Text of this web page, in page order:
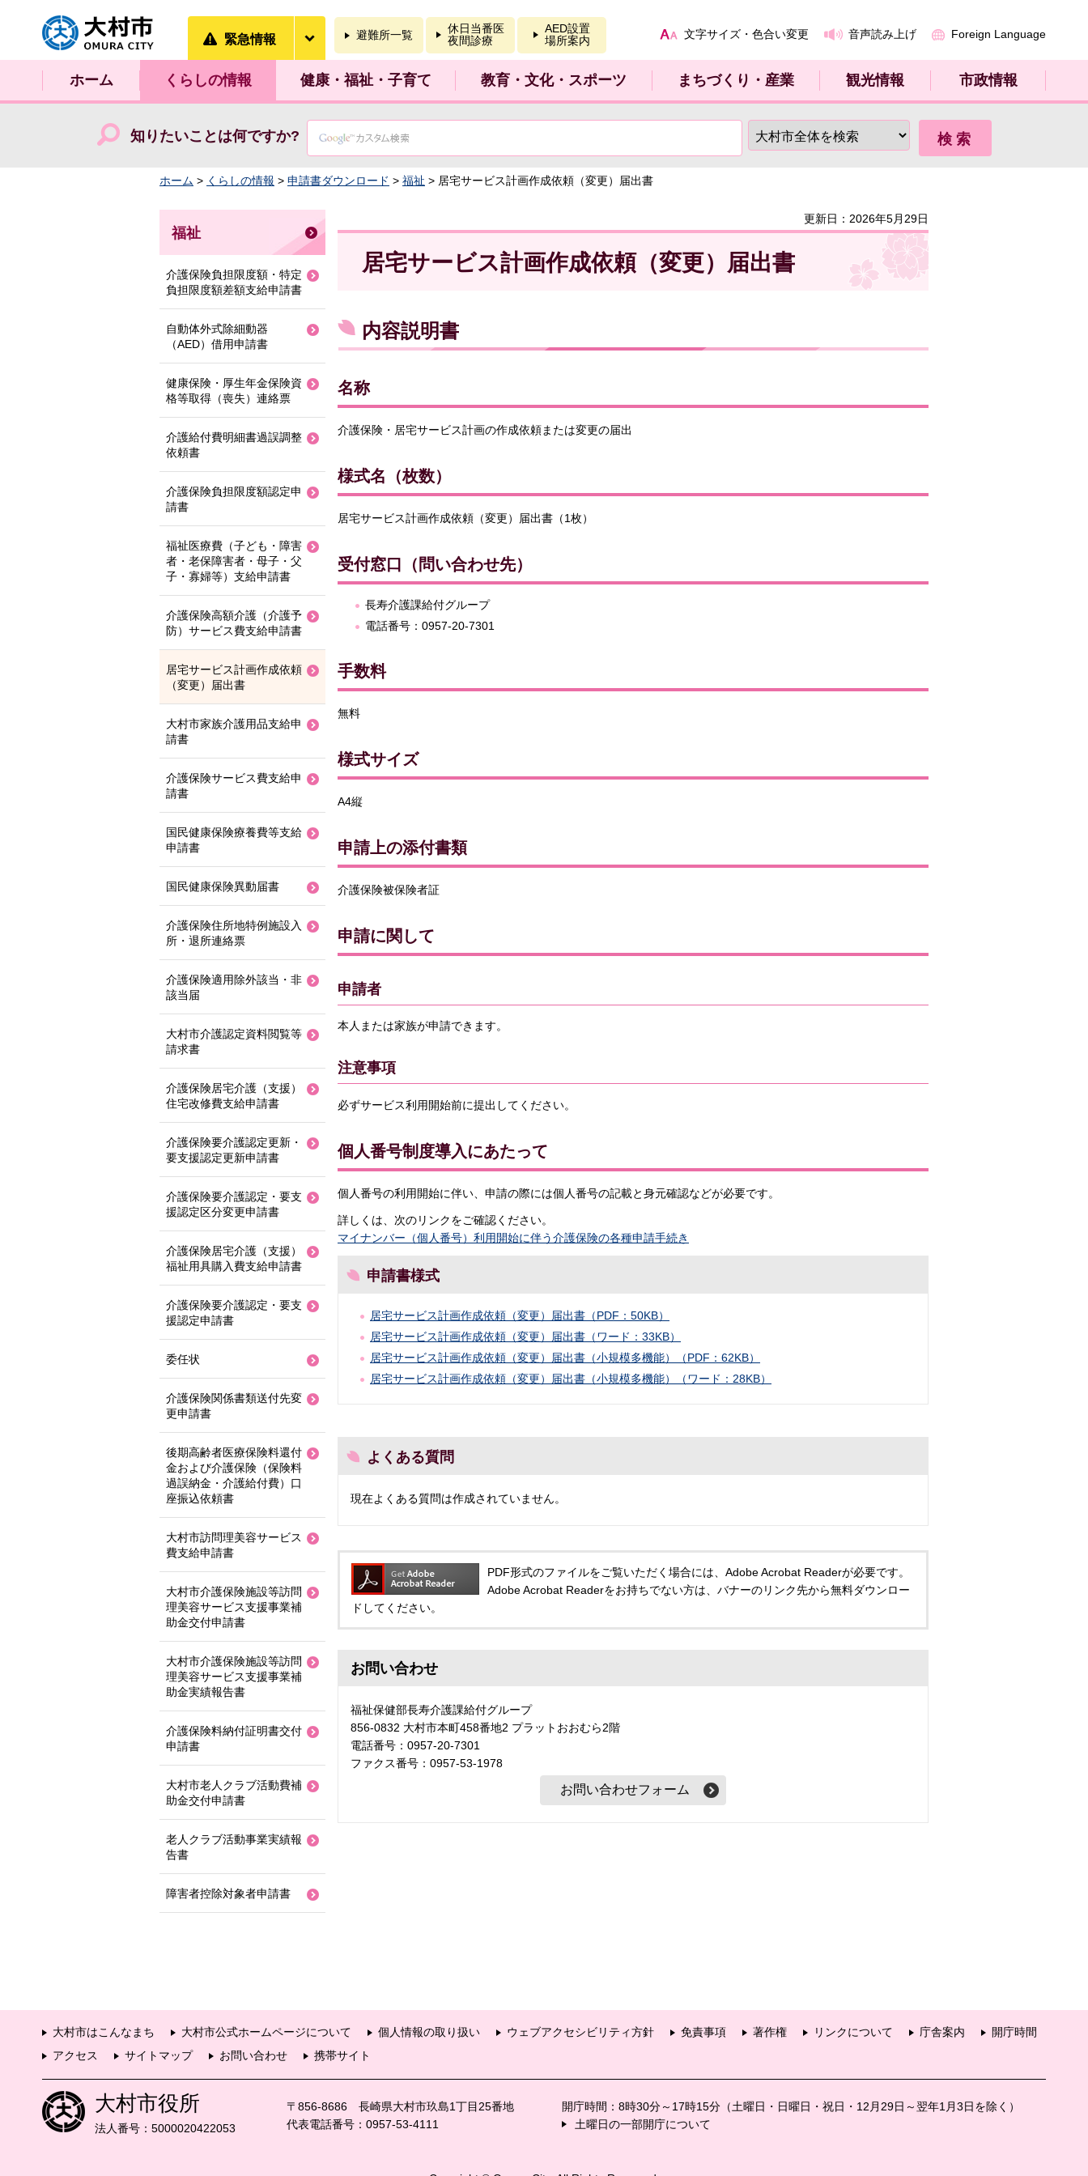
大村市
緊急情報 避難所一覧
休日当番医
夜間診療
AED設置
場所案内
文字サイズ・色合い変更 音声読み上げ Foreign Language
ホーム くらしの情報 健康・福祉・子育て 教育・文化・スポーツ まちづくり・産業 観光情報 市政情報
知りたいことは何ですか?
ホーム > くらしの情報 > 申請書ダウンロード > 福祉 > 居宅サービス計画作成依頼（変更）届出書
更新日：2026年5月29日
居宅サービス計画作成依頼（変更）届出書
内容説明書
名称
介護保険・居宅サービス計画の作成依頼または変更の届出
様式名（枚数）
居宅サービス計画作成依頼（変更）届出書（1枚）
受付窓口（問い合わせ先）
長寿介護課給付グループ
電話番号：0957-20-7301
手数料
無料
様式サイズ
A4縦
申請上の添付書類
介護保険被保険者証
申請に関して
申請者
本人または家族が申請できます。
注意事項
必ずサービス利用開始前に提出してください。
個人番号制度導入にあたって
個人番号の利用開始に伴い、申請の際には個人番号の記載と身元確認などが必要です。
詳しくは、次のリンクをご確認ください。
マイナンバー（個人番号）利用開始に伴う介護保険の各種申請手続き
申請書様式
居宅サービス計画作成依頼（変更）届出書（PDF：50KB）
居宅サービス計画作成依頼（変更）届出書（ワード：33KB）
居宅サービス計画作成依頼（変更）届出書（小規模多機能）（PDF：62KB）
居宅サービス計画作成依頼（変更）届出書（小規模多機能）（ワード：28KB）
よくある質問
現在よくある質問は作成されていません。
PDF形式のファイルをご覧いただく場合には、Adobe Acrobat Readerが必要です。
Adobe Acrobat Readerをお持ちでない方は、バナーのリンク先から無料ダウンロー
ドしてください。
お問い合わせ
福祉保健部長寿介護課給付グループ
856-0832 大村市本町458番地2 プラットおおむら2階
電話番号：0957-20-7301
ファクス番号：0957-53-1978
福祉
介護保険負担限度額・特定
負担限度額差額支給申請書
自動体外式除細動器
（AED）借用申請書
健康保険・厚生年金保険資
格等取得（喪失）連絡票
介護給付費明細書過誤調整
依頼書
介護保険負担限度額認定申
請書
福祉医療費（子ども・障害
者・老保障害者・母子・父
子・寡婦等）支給申請書
介護保険高額介護（介護予
防）サービス費支給申請書
居宅サービス計画作成依頼
（変更）届出書
大村市家族介護用品支給申
請書
介護保険サービス費支給申
請書
国民健康保険療養費等支給
申請書
国民健康保険異動届書
介護保険住所地特例施設入
所・退所連絡票
介護保険適用除外該当・非
該当届
大村市介護認定資料閲覧等
請求書
介護保険居宅介護（支援）
住宅改修費支給申請書
介護保険要介護認定更新・
要支援認定更新申請書
介護保険要介護認定・要支
援認定区分変更申請書
介護保険居宅介護（支援）
福祉用具購入費支給申請書
介護保険要介護認定・要支
援認定申請書
委任状
介護保険関係書類送付先変
更申請書
後期高齢者医療保険料還付
金および介護保険（保険料
過誤納金・介護給付費）口
座振込依頼書
大村市訪問理美容サービス
費支給申請書
大村市介護保険施設等訪問
理美容サービス支援事業補
助金交付申請書
大村市介護保険施設等訪問
理美容サービス支援事業補
助金実績報告書
介護保険料納付証明書交付
申請書
大村市老人クラブ活動費補
助金交付申請書
老人クラブ活動事業実績報
告書
障害者控除対象者申請書
大村市はこんなまち 大村市公式ホームページについて 個人情報の取り扱い ウェブアクセシビリティ方針 免責事項 著作権 リンクについて 庁舎案内
開庁時間
アクセス
サイトマップ お問い合わせ 携帯サイト
大村市役所
法人番号：5000020422053
〒856-8686 長崎県大村市玖島1丁目25番地
代表電話番号：0957-53-4111
開庁時間：8時30分～17時15分（土曜日・日曜日・祝日・12月29日～翌年1月3日を除く）
土曜日の一部開庁について